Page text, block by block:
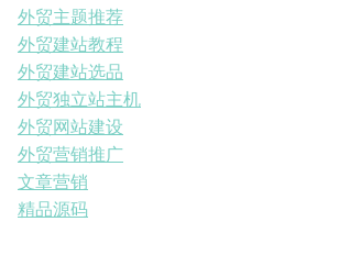
外贸主题推荐
外贸建站教程
外贸建站选品
外贸独立站主机
外贸网站建设
外贸营销推广
文章营销
精品源码